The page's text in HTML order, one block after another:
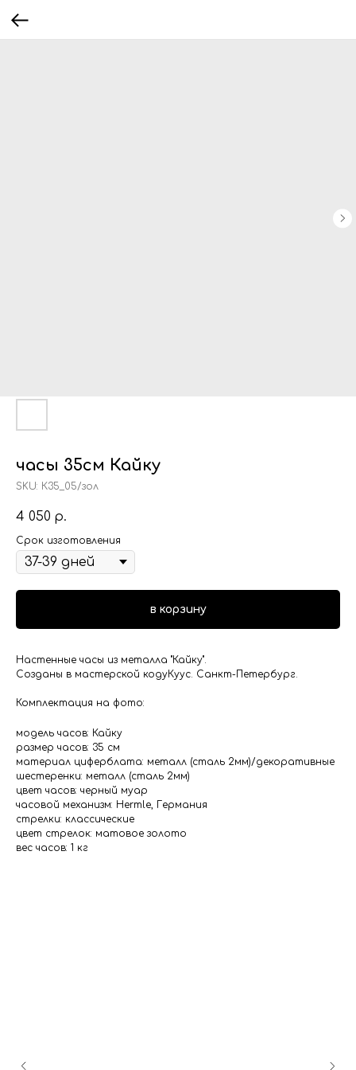
часы 35см Кайку
SKU: К35_05/зол
4 050 р.
Срок изготовления
в корзину
Настенные часы из металла "Кайку".
Созданы в мастерской кодуКуус. Санкт-Петербург.
Комплектация на фото:
модель часов: Кайку
размер часов: 35 см
материал циферблата: металл (сталь 2мм)/декоративные
шестеренки: металл (сталь 2мм)
цвет часов: черный муар
часовой механизм: Hermle, Германия
стрелки: классические
цвет стрелок: матовое золото
вес часов: 1 кг